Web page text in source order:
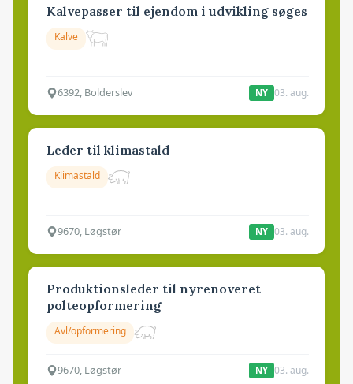
Kalvepasser til ejendom i udvikling søges
Kalve
6392, Bolderslev NY 03. aug.
Leder til klimastald
Klimastald
9670, Løgstør NY 03. aug.
Produktionsleder til nyrenoveret
polteopformering
Avl/opformering
9670, Løgstør NY 03. aug.